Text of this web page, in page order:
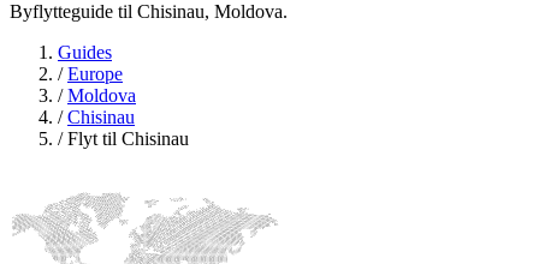
Byflytteguide til Chisinau, Moldova.
Guides
/Europe
/Moldova
/Chisinau
/Flyt til Chisinau